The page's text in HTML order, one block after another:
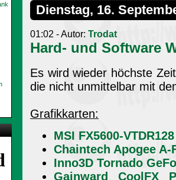
Dienstag, 16.
01:02 - Autor: Trodat
Hard- und Software
Es wird wieder höchste
die nicht unmittelbar mit
Grafikkarten:
MSI FX5600-VTDR128
Chaintech Apogee A-
Inno3D Tornado
Gainward CoolFX